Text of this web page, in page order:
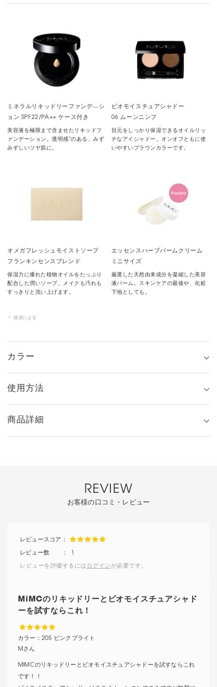
ミネラルリキッドリーファンデ―シ
ョン SPF22/PA++ ケース付き
美容液を極限まで含ませたリキッドフ
ァンデーション。透明感*のある、みず
みずしいツヤ肌に。
ビオモイスチュアシャドー
06 ムーンニンフ
目元をしっかり保湿できるオイルリッ
チなアイシャドー。オンオフともに使
いやすいブラウンカラーです。
オメガフレッシュモイストソープ
フランキンセンスブレンド
保湿力に優れた植物オイルをたっぷり
配合した潤いソープ。メイクも汚れも
すっきりと洗い上げます。
エッセンスハーブバームクリーム
ミニサイズ
厳選した天然由来成分を凝縮した美容
液バーム。スキンケアの最後や、化粧
下地としても。
＊ 保湿による
カラー
使用方法
商品詳細
REVIEW
お客様の口コミ・レビュー
レビューを評価するには ログイン が必要です。
MiMCのリキッドリーとビオモイスチュアシャド
ーを試すならこれ！
Mさん
カラー： 205 ピンクブライト
MiMCのリキッドリーとビオモイスチュアシャドーを試すならこれ
です！！